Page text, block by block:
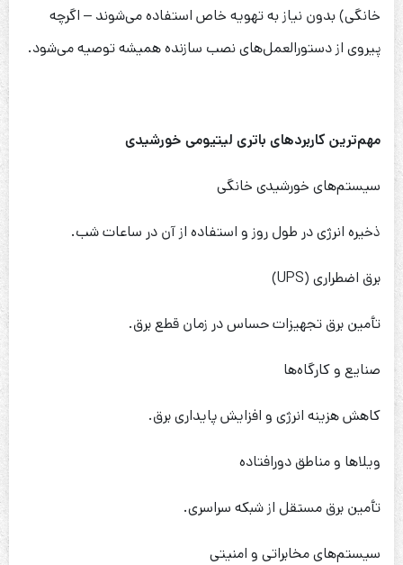
خانگی) بدون نیاز به تهویه خاص استفاده می‌شوند – اگرچه
پیروی از دستورالعمل‌های نصب سازنده همیشه توصیه می‌شود.
مهم‌ترین کاربردهای باتری لیتیومی خورشیدی
سیستم‌های خورشیدی خانگی
ذخیره انرژی در طول روز و استفاده از آن در ساعات شب.
برق اضطراری (UPS)
تأمین برق تجهیزات حساس در زمان قطع برق.
صنایع و کارگاه‌ها
کاهش هزینه انرژی و افزایش پایداری برق.
ویلاها و مناطق دورافتاده
تأمین برق مستقل از شبکه سراسری.
سیستم‌های مخابراتی و امنیتی